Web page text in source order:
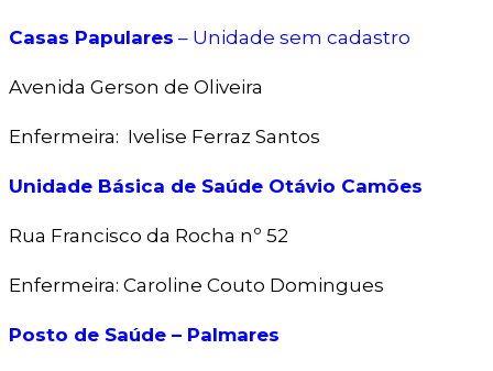
Casas Papulares – Unidade sem cadastro
Avenida Gerson de Oliveira
Enfermeira: Ivelise Ferraz Santos
Unidade Básica de Saúde Otávio Camões
Rua Francisco da Rocha nº 52
Enfermeira: Caroline Couto Domingues
Posto de Saúde – Palmares